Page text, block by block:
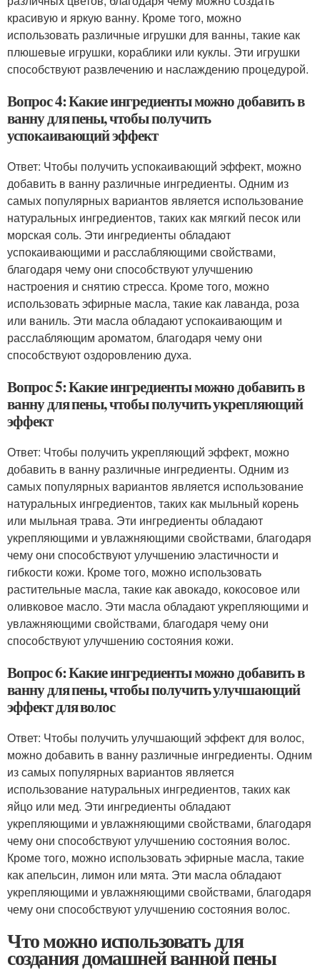
красивую и яркую ванну. Кроме того, можно
использовать различные игрушки для ванны, такие как
плюшевые игрушки, кораблики или куклы. Эти игрушки
способствуют развлечению и наслаждению процедурой.
Вопрос 4: Какие ингредиенты можно добавить в
ванну для пены, чтобы получить
успокаивающий эффект
Ответ: Чтобы получить успокаивающий эффект, можно
добавить в ванну различные ингредиенты. Одним из
самых популярных вариантов является использование
натуральных ингредиентов, таких как мягкий песок или
морская соль. Эти ингредиенты обладают
успокаивающими и расслабляющими свойствами,
благодаря чему они способствуют улучшению
настроения и снятию стресса. Кроме того, можно
использовать эфирные масла, такие как лаванда, роза
или ваниль. Эти масла обладают успокаивающим и
расслабляющим ароматом, благодаря чему они
способствуют оздоровлению духа.
Вопрос 5: Какие ингредиенты можно добавить в
ванну для пены, чтобы получить укрепляющий
эффект
Ответ: Чтобы получить укрепляющий эффект, можно
добавить в ванну различные ингредиенты. Одним из
самых популярных вариантов является использование
натуральных ингредиентов, таких как мыльный корень
или мыльная трава. Эти ингредиенты обладают
укрепляющими и увлажняющими свойствами, благодаря
чему они способствуют улучшению эластичности и
гибкости кожи. Кроме того, можно использовать
растительные масла, такие как авокадо, кокосовое или
оливковое масло. Эти масла обладают укрепляющими и
увлажняющими свойствами, благодаря чему они
способствуют улучшению состояния кожи.
Вопрос 6: Какие ингредиенты можно добавить в
ванну для пены, чтобы получить улучшающий
эффект для волос
Ответ: Чтобы получить улучшающий эффект для волос,
можно добавить в ванну различные ингредиенты. Одним
из самых популярных вариантов является
использование натуральных ингредиентов, таких как
яйцо или мед. Эти ингредиенты обладают
укрепляющими и увлажняющими свойствами, благодаря
чему они способствуют улучшению состояния волос.
Кроме того, можно использовать эфирные масла, такие
как апельсин, лимон или мята. Эти масла обладают
укрепляющими и увлажняющими свойствами, благодаря
чему они способствуют улучшению состояния волос.
Что можно использовать для
создания домашней ванной пены